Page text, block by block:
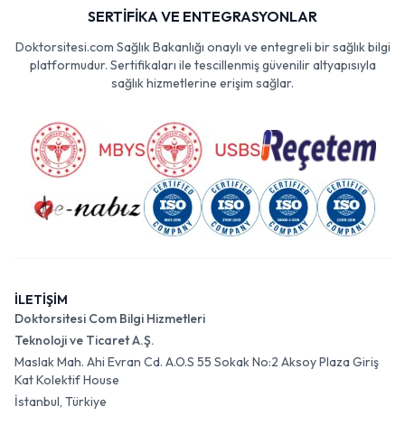
SERTİFİKA VE ENTEGRASYONLAR
Doktorsitesi.com Sağlık Bakanlığı onaylı ve entegreli bir sağlık bilgi
platformudur. Sertifikaları ile tescillenmiş güvenilir altyapısıyla
sağlık hizmetlerine erişim sağlar.
İLETİŞİM
Doktorsitesi Com Bilgi Hizmetleri
Teknoloji ve Ticaret A.Ş.
Maslak Mah. Ahi Evran Cd. A.O.S 55 Sokak No:2 Aksoy Plaza Giriş
Kat Kolektif House
İstanbul, Türkiye